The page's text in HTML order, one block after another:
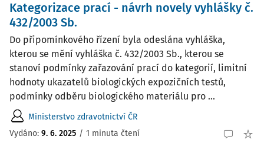
Kategorizace prací - návrh novely vyhlášky č.
432/2003 Sb.
Do připomínkového řízení byla odeslána vyhláška,
kterou se mění vyhláška č. 432/2003 Sb., kterou se
stanoví podmínky zařazování prací do kategorií, limitní
hodnoty ukazatelů biologických expozičních testů,
podmínky odběru biologického materiálu pro ...
Ministerstvo zdravotnictví ČR
Vydáno: 9. 6. 2025 / 1 minuta čtení